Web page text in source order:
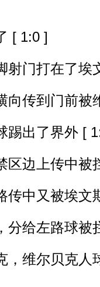
[ 1:0 ]
门打在了埃
传到门前被
出了界外 [
边上传中被
中又被埃文
给左路球被
维尔贝克人